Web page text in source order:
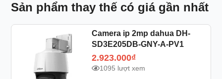
Sản phẩm thay thế có giá gần nhất
Camera ip 2mp dahua DH-
SD3E205DB-GNY-A-PV1
2.923.000₫
1095 lượt xem